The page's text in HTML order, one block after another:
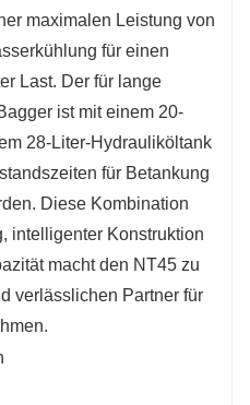
maximalen Leistung von
für einen
Last. Der für lange
ist mit einem 20-
28-Liter-Hydrauliköltank
für Betankung
Diese Kombination
intelligenter Konstruktion
macht den NT45 zu
verlässlichen Partner für